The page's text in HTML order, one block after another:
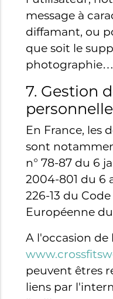
message à
diffamant, ou
que soit le
7. Gestion
En France, les
sont
n° 78-87 du 6
2004-801 du 6
226-13 du
Européenne
A l'occasion
peuvent êtres
liens par